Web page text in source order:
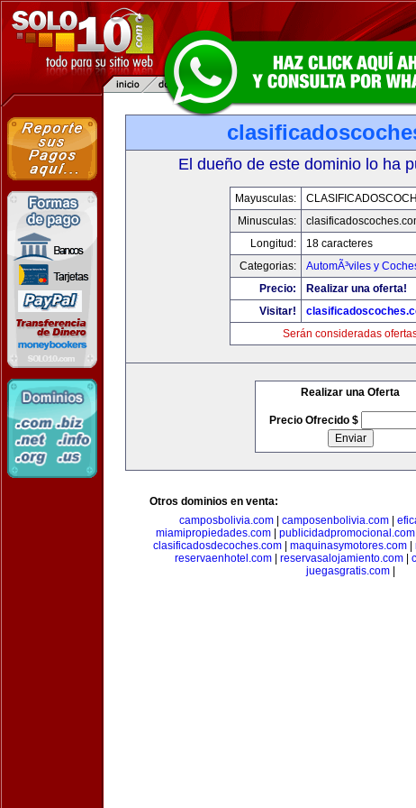
El dueño de este dominio lo ha
Mayusculas:
Minusculas:
Longitud:
18 caracteres
Categorias:
AutomÃ³viles y
Precio:
Realizar una oferta!
Visitar!
Serán consideradas
Realizar una Oferta
Precio Ofrecido $
Otros dominios en venta:
camposbolivia.com| camposenbolivia.com|
miamipropiedades.com
publicidadpromocional.com
clasificadosdecoches.com
maquinasymotores.com
reservaenhotel.com| reservasalojamiento.com|
juegasgratis.com|